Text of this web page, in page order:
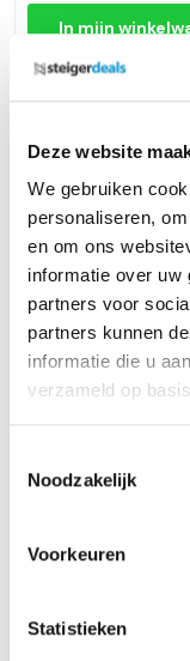
Deze website
We gebruiken
personaliseren,
en om ons
informatie over uw
partners voor
partners kunnen
informatie die u
verzameld op
Noodzakelijk
Voorkeuren
Statistieken
In mijn
Aanhanger +
135x190x8,2m
5.107,- 4.751,- (ex. btw)
In mijn